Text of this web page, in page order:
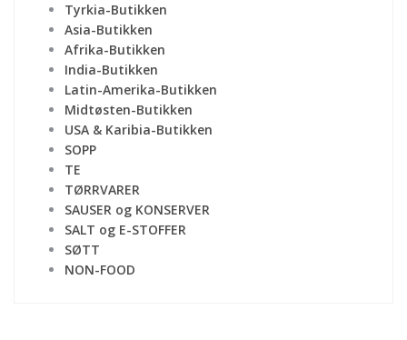
Tyrkia-Butikken
Asia-Butikken
Afrika-Butikken
India-Butikken
Latin-Amerika-Butikken
Midtøsten-Butikken
USA & Karibia-Butikken
SOPP
TE
TØRRVARER
SAUSER og KONSERVER
SALT og E-STOFFER
SØTT
NON-FOOD